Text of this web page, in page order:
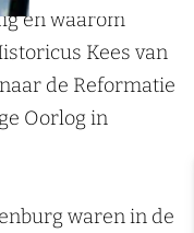
en waarom
Kees van
de Reformatie
Oorlog in
waren in de